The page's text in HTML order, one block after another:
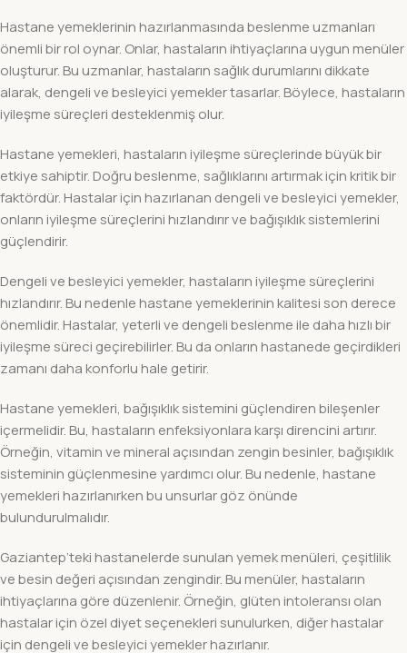
Hastane yemeklerinin hazırlanmasında beslenme uzmanları
önemli bir rol oynar. Onlar, hastaların ihtiyaçlarına uygun menüler
oluşturur. Bu uzmanlar, hastaların sağlık durumlarını dikkate
alarak, dengeli ve besleyici yemekler tasarlar. Böylece, hastaların
iyileşme süreçleri desteklenmiş olur.
Hastane yemekleri, hastaların iyileşme süreçlerinde büyük bir
etkiye sahiptir. Doğru beslenme, sağlıklarını artırmak için kritik bir
faktördür. Hastalar için hazırlanan dengeli ve besleyici yemekler,
onların iyileşme süreçlerini hızlandırır ve bağışıklık sistemlerini
güçlendirir.
Dengeli ve besleyici yemekler, hastaların iyileşme süreçlerini
hızlandırır. Bu nedenle hastane yemeklerinin kalitesi son derece
önemlidir. Hastalar, yeterli ve dengeli beslenme ile daha hızlı bir
iyileşme süreci geçirebilirler. Bu da onların hastanede geçirdikleri
zamanı daha konforlu hale getirir.
Hastane yemekleri, bağışıklık sistemini güçlendiren bileşenler
içermelidir. Bu, hastaların enfeksiyonlara karşı direncini artırır.
Örneğin, vitamin ve mineral açısından zengin besinler, bağışıklık
sisteminin güçlenmesine yardımcı olur. Bu nedenle, hastane
yemekleri hazırlanırken bu unsurlar göz önünde
bulundurulmalıdır.
Gaziantep’teki hastanelerde sunulan yemek menüleri, çeşitlilik
ve besin değeri açısından zengindir. Bu menüler, hastaların
ihtiyaçlarına göre düzenlenir. Örneğin, glüten intoleransı olan
hastalar için özel diyet seçenekleri sunulurken, diğer hastalar
için dengeli ve besleyici yemekler hazırlanır.